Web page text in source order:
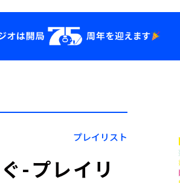
YouTube
会社情報プレイリスト
-プレイリ